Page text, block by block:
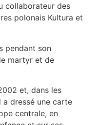
collaborateur des
polonais Kultura et
pendant son
martyr et de
et, dans les
a dressé une carte
centrale, en